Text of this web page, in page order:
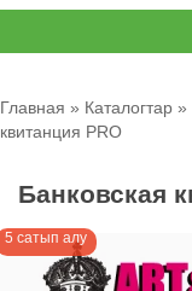
Главная » Каталогтар »
квитанция PRO
Банковская
5 сатып алу